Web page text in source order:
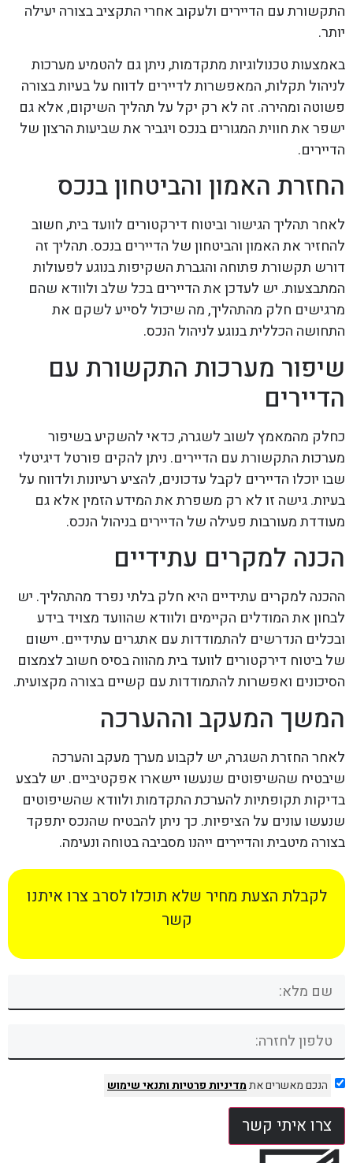
התקשורת עם הדיירים ולעקוב אחרי התקציב בצורה יעילה
יותר.
באמצעות טכנולוגיות מתקדמות, ניתן גם להטמיע מערכות
לניהול תקלות, המאפשרות לדיירים לדווח על בעיות בצורה
פשוטה ומהירה. זה לא רק יקל על תהליך השיקום, אלא גם
ישפר את חווית המגורים בנכס ויגביר את שביעות הרצון של
הדיירים.
החזרת האמון והביטחון בנכס
לאחר תהליך הגישור וביטוח דירקטורים לוועד בית, חשוב
להחזיר את האמון והביטחון של הדיירים בנכס. תהליך זה
דורש תקשורת פתוחה והגברת השקיפות בנוגע לפעולות
המתבצעות. יש לעדכן את הדיירים בכל שלב ולוודא שהם
מרגישים חלק מהתהליך, מה שיכול לסייע לשקם את
התחושה הכללית בנוגע לניהול הנכס.
שיפור מערכות התקשורת עם
הדיירים
כחלק מהמאמץ לשוב לשגרה, כדאי להשקיע בשיפור
מערכות התקשורת עם הדיירים. ניתן להקים פורטל דיגיטלי
שבו יוכלו הדיירים לקבל עדכונים, להציע רעיונות ולדווח על
בעיות. גישה זו לא רק משפרת את המידע הזמין אלא גם
מעודדת מעורבות פעילה של הדיירים בניהול הנכס.
הכנה למקרים עתידיים
ההכנה למקרים עתידיים היא חלק בלתי נפרד מהתהליך. יש
לבחון את המודלים הקיימים ולוודא שהוועד מצויד בידע
ובכלים הנדרשים להתמודדות עם אתגרים עתידיים. יישום
של ביטוח דירקטורים לוועד בית מהווה בסיס חשוב לצמצום
הסיכונים ואפשרות להתמודדות עם קשיים בצורה מקצועית.
המשך המעקב וההערכה
לאחר החזרת השגרה, יש לקבוע מערך מעקב והערכה
שיבטיח שהשיפוטים שנעשו יישארו אפקטיביים. יש לבצע
בדיקות תקופתיות להערכת התקדמות ולוודא שהשיפוטים
שנעשו עונים על הציפיות. כך ניתן להבטיח שהנכס יתפקד
בצורה מיטבית והדיירים ייהנו מסביבה בטוחה ונעימה.
לקבלת הצעת מחיר שלא תוכלו לסרב צרו איתנו
קשר
הנכם מאשרים אתמדיניות פרטיותותנאי שימוש
צרו איתי קשר